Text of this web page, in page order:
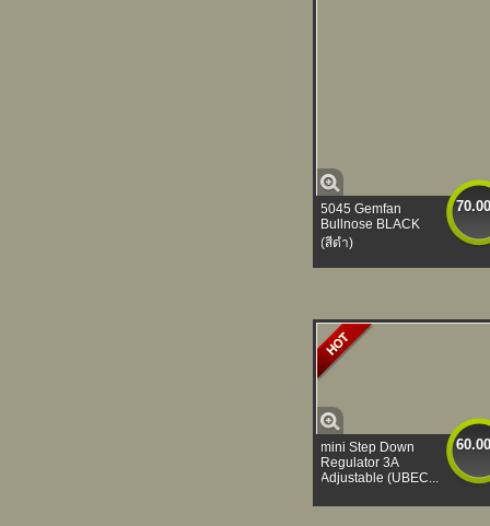
5045 Gemfan
Bullnose BLACK
(สีดำ)
mini Step Down
Regulator 3A
Adjustable (UBEC...